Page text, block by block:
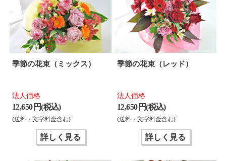
季節の花束（ミックス）
法人価格
12,650 円(税込)
(送料・文字料金含む)
詳しく見る
季節の花束（レッド）
法人価格
12,650 円(税込)
(送料・文字料金含む)
詳しく見る